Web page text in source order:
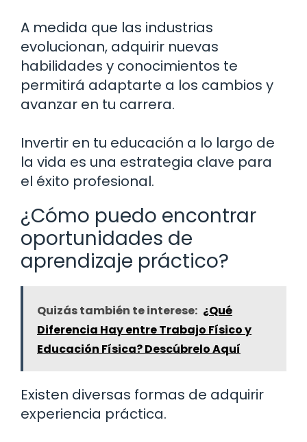
A medida que las industrias
evolucionan, adquirir nuevas
habilidades y conocimientos te
permitirá adaptarte a los cambios y
avanzar en tu carrera.
Invertir en tu educación a lo largo de
la vida es una estrategia clave para
el éxito profesional.
¿Cómo puedo encontrar
oportunidades de
aprendizaje práctico?
Quizás también te interese: ¿Qué
Diferencia Hay entre Trabajo Físico y
Educación Física? Descúbrelo Aquí
Existen diversas formas de adquirir
experiencia práctica.